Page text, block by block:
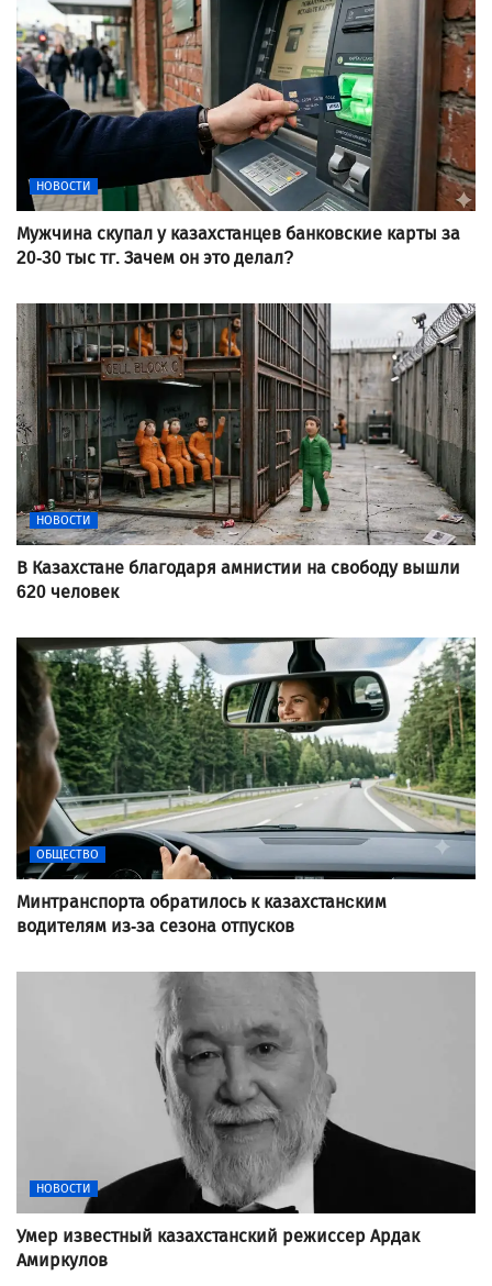
НОВОСТИ
Мужчина скупал у казахстанцев банковские карты за
20-30 тыс тг. Зачем он это делал?
НОВОСТИ
В Казахстане благодаря амнистии на свободу вышли
620 человек
ОБЩЕСТВО
Минтранспорта обратилось к казахстанcким
водителям из-за сезона отпусков
НОВОСТИ
Умер известный казахстанский режиссер Ардак
Амиркулов